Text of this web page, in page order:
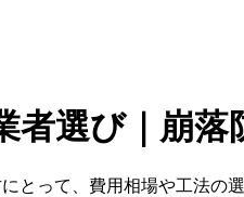
者選び｜崩
とって、費用相場や工法